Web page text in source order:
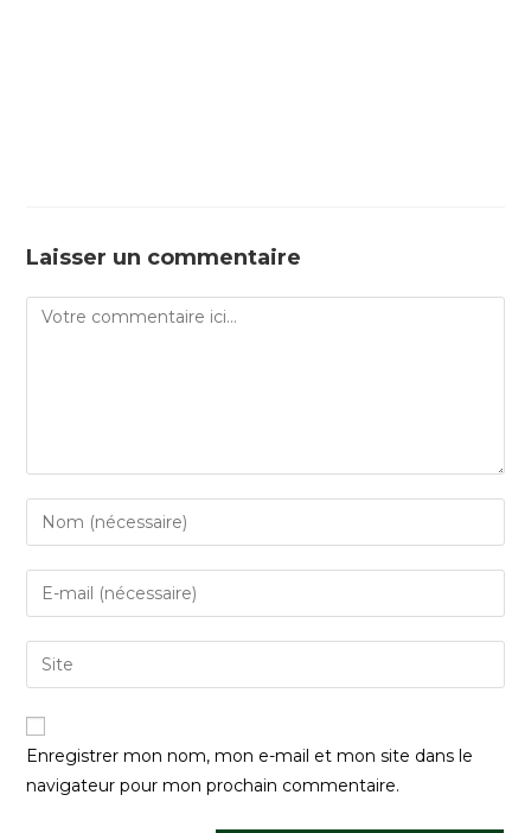
Laisser un commentaire
Enregistrer mon nom, mon e-mail et mon site dans le
navigateur pour mon prochain commentaire.